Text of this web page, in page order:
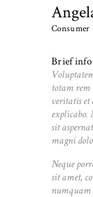
Consumer
Brief info
totam rem
veritatis et
explicabo.
sit
magni
Neque
sit amet,
numquam